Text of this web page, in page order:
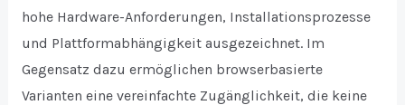
hohe Hardware-Anforderungen, Installationsprozesse
und Plattformabhängigkeit ausgezeichnet. Im
Gegensatz dazu ermöglichen browserbasierte
Varianten eine vereinfachte Zugänglichkeit, die keine